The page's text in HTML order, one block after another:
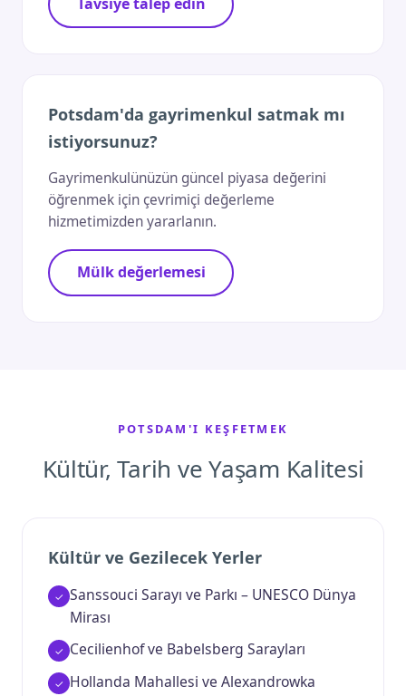
Potsdam'da gayrimenkul satmak mı
istiyorsunuz?
Gayrimenkulünüzün güncel piyasa değerini
öğrenmek için çevrimiçi değerleme
hizmetimizden yararlanın.
Mülk değerlemesi
POTSDAM'I KEŞFETMEK
Kültür, Tarih ve Yaşam Kalitesi
Kültür ve Gezilecek Yerler
Sanssouci Sarayı ve Parkı – UNESCO Dünya
Mirası
Cecilienhof ve Babelsberg Sarayları
Hollanda Mahallesi ve Alexandrowka